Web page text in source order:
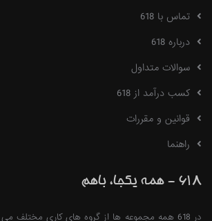
تماس با 618
درباره 618
سوالات متداول
کسب درآمد از 618
قوانین و مقررات
راهنما
618 - همه یکجا، باهم
در 618 همه مجموعه ها از گروه های کاری مختلف می